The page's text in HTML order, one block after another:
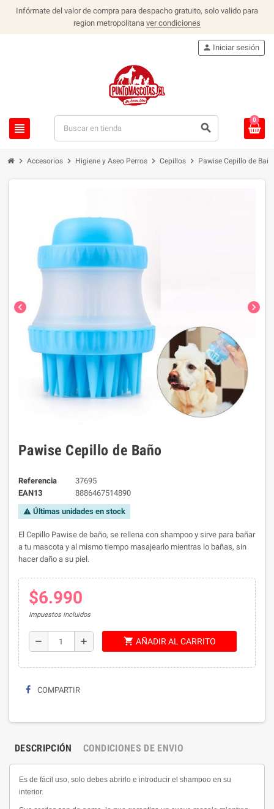
Infórmate del valor de compra para despacho gratuito, solo valido para
region metropolitana ver condiciones
view_headline search
person Iniciar sesión
0
chevron_right Accesorios chevron_right Higiene y Aseo Perros chevron_right Cepillos chevron_right Pawise Cepillo de
chevron_left chevron_right
Pawise Cepillo de Baño
Referencia
37695
EAN13
8886467514890
warning Últimas unidades en stock
El Cepillo Pawise de baño, se rellena con shampoo y sirve para bañar
a tu mascota y al mismo tiempo masajearlo mientras lo bañas, sin
hacer daño a su piel.
$6.990
Impuestos incluidos
remove add shopping_cart AÑADIR AL CARRITO
COMPARTIR
DESCRIPCIÓN CONDICIONES DE ENVIO
Es de fácil uso, solo debes abrirlo e introducir el shampoo en su
interior.